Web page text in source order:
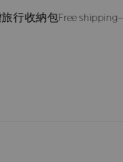
包Free shipping—購買